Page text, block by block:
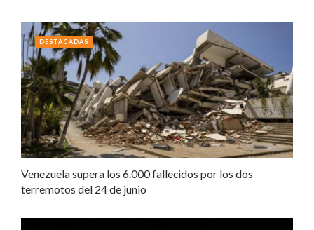
Venezuela supera los 6.000 fallecidos por los dos
terremotos del 24 de junio
DESTACADAS